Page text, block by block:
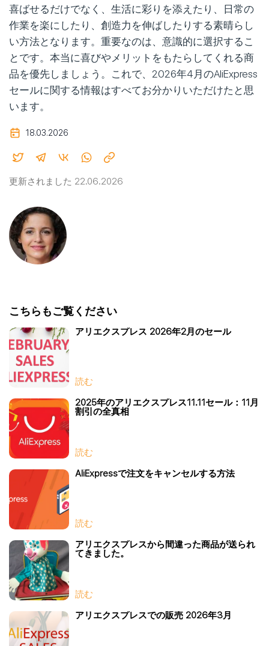
喜ばせるだけでなく、生活に彩りを添えたり、日常の
作業を楽にしたり、創造力を伸ばしたりする素晴らし
い方法となります。重要なのは、意識的に選択するこ
とです。本当に喜びやメリットをもたらしてくれる商
品を優先しましょう。これで、2026年4月のAliExpress
セールに関する情報はすべてお分かりいただけたと思
います。
18.03.2026
更新されました 22.06.2026
こちらもご覧ください
アリエクスプレス 2026年2月のセール
読む
2025年のアリエクスプレス11.11セール：11月
割引の全真相
読む
AliExpressで注文をキャンセルする方法
読む
アリエクスプレスから間違った商品が送られ
てきました。
読む
アリエクスプレスでの販売 2026年3月